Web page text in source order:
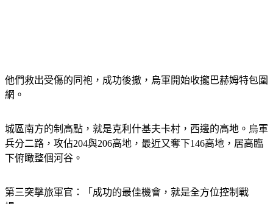
他們救出受傷的同袍，成功後撤，烏軍開始收攏巴赫姆特包圍
網。
城區南方的制高點，就是克利什基夫卡村，西邊的高地。烏軍
兵分二路，攻佔204與206高地，最近又奪下146高地，居高臨
下俯瞰整個河谷。
第三突擊旅軍官：「成功的最佳機會，就是全方位控制戰